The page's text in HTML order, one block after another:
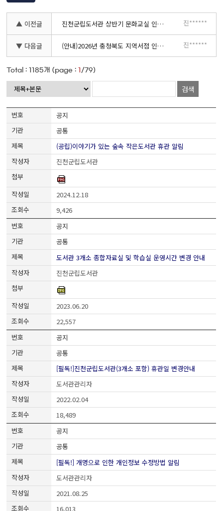
▲ 이전글 진천군립도서관 상반기 문화교실 인문학 특강 「음식으로 읽는 맛있는 세계사」안내 진******
▼ 다음글 (안내)2026년 충청북도 지역서점 인증 신청 접수 공고 진******
Total :1185개 (page :1 /79)
검색
공지
공통
(공립)이야기가 있는 숲속 작은도서관 휴관 알림
진천군립도서관
2024.12.18
9,426
공지
공통
도서관 3개소 종합자료실 및 학습실 운영시간 변경 안내
진천군립도서관
2023.06.20
22,557
공지
공통
[필독!]진천군립도서관(3개소 포함) 휴관일 변경안내
도서관관리자
2022.02.04
18,489
공지
공통
[필독!] 개명으로 인한 개인정보 수정방법 알림
도서관관리자
2021.08.25
16,013